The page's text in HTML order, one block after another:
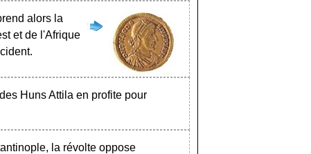
alors la
et de l'Afrique
Huns Attila en profite pour
la révolte oppose